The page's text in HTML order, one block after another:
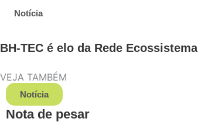
Notícia
BH-TEC é elo da Rede
VEJA TAMBÉM
Notícia
Nota de pesar